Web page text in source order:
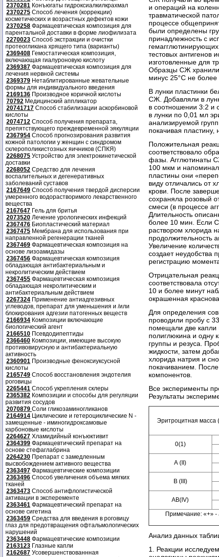
2370281 Конъюгаты гидроксиалкилкрахмал
2370275 Способ лечения (коррекции)
косметических и возрастных дефектов кожи
2370258 Фармацевтическая композиция для
парентальной доставки в форме лиофилизата
2270023 Способ экстракции и очистки
протеогликана хрящего типа (варианты)
2369408 Гемостатическая композиция,
включающая гиалуроновую кислоту
2369387 Фармацевтическая композиция для
лечения нервной системы
2369379 Нетаблитированные жевательные
формы для индивидуального введения
2169136 Производное коричной кислоты
70792 Медицинский аппликатор
20741717 Способ стабилизации аскорбиновой
кислоты
2074712 Способ получения препарата,
препятствующего преждевременной эякуляции
2367954 Способ прогнозирования развития
кожной патологии у женщин с синдромом
склерополикистозных яичников (СПКЯ)
2268075 Устройство для электрокинетической
доставки
2268052 Средство для лечения
воспалительных и дегенеративных
заболеваний суставов
2167649 Способ получения твердой дисперсии
умеренного водорастворимого лекарственного
вещества
2167647 Гель для бритья
2073520 Лечение урологических инфекций
2367476 Биопластический материал
2367475 Мембрана для использования при
направленной регенерации тканей
2367469 Фармацевтическая композиция на
основе лизоамидазы
2367456 Фармацевтическая композиция
обладающая антибактериальным и
некролитическим действием
2367455 Фармацевтическая композиция
обладающая некролитическим и
антибактериальным действием
2267324 Применение антиадгезивных
углеводов, препарат для уменьшения и /или
блокирования адгезии патогенных веществ
2166934 Композиции включающие
биологический агент
2166510 Псевдодипептиды
2366460 Композиции, имеющие высокую
противовирусную и антибактериальную
активность
2360901 Производные феноксиуксусной
кислоты
2165749 Способ восстановления эндотелия
роговицы
2265441 Способ укрепления склеры
2365382 Композиции и способы для регуляции
развития сосудов
2070879 Соли гликозаминогликанов
2164914 Циклические и гетероциклические N -
замещенные - иминогидроксамовые
карбоновые кислоты
2264627 Хламидийный конъюктивит
2364399 Фармацевтический препарат на
основе стефаглабрина
2264230 Препарат с замедленным
высвобождением активного вещества
2363497 Фармацевтические композиции
2363496 Способ увеличения объема мягких
тканей
2363473 Способ антифлогистической
активации в эксперементе
2363461 Фармацевтический препарат на
основе сигетина
2363459 Средства для введения в роговицу
глаз для предотвращения офтальмологических
нарушений
2363448 Фармацевтические композиции
2163123 Глазные капли
2162687 Усовершенствованнная
и операций на
травматической
процессе
были определены
принадлежность с
тестовых антигенов
изготовленные для
Образцы СЖ хранили
минус 25°С не
В лунки пластинки
СЖ. Добавляли в
в соотношении 3:2 и
в лунки по 0,01 мл
анализируемой
покачивая
Положительная
соответствовало
фазы. Агглютинаты
100 мкм и
пластины они
виду отличались от
крови. После
сохраняла розовый
смеси (в процессе
Длительность
более 10 мин. Если
раствором хлорида
продолжительность
Увеличение
создает неудобства
регистрацию
Отрицательная
соответствовала
10 и более минут
окрашенная
Для определения
проводили пробу с
помещали две
полиглюкина и одну
группы и резуса.
жидкости, затем
хлорида натрия и
покачиванием.
компонентов.
Все эксперименты
Результаты
Эритроцитная масса
0(1)
А (II)
В (III)
AB(IV)
Примечание: «+» -
Анализ данных
1. Реакции